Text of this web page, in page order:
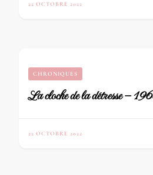
22 OCTOBRE 2022
CHRONIQUES
La cloche de la détresse –
22 OCTOBRE 2022